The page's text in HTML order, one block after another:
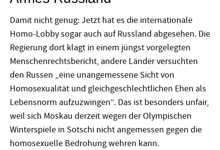
Damit nicht genug: Jetzt hat es die internationale
Homo-Lobby sogar auch auf Russland abgesehen. Die
Regierung dort klagt in einem jüngst vorgelegten
Menschenrechtsbericht, andere Länder versuchten
den Russen „eine unangemessene Sicht von
Homosexualität und gleichgeschlechtlichen Ehen als
Lebensnorm aufzuzwingen“. Das ist besonders unfair,
weil sich Moskau derzeit wegen der Olympischen
Winterspiele in Sotschi nicht angemessen gegen die
homosexuelle Bedrohung wehren kann.